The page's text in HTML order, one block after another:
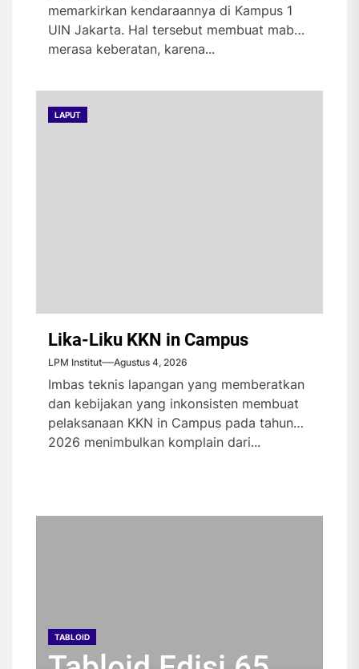
memarkirkan kendaraannya di Kampus 1
UIN Jakarta. Hal tersebut membuat maba
merasa keberatan, karena...
LAPUT
Lika-Liku KKN in Campus
LPM Institut Agustus 4, 2026
Imbas teknis lapangan yang memberatkan
dan kebijakan yang inkonsisten membuat
pelaksanaan KKN in Campus pada tahun
2026 menimbulkan komplain dari...
TABLOID
TABLOID
TABLOID
TABLOID